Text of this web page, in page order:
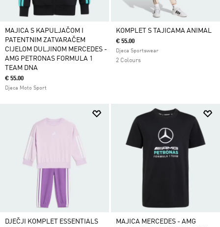
MAJICA S KAPULJAČOM I
PATENTNIM ZATVARAČEM
CIJELOM DULJINOM MERCEDES -
AMG PETRONAS FORMULA 1
TEAM DNA
€ 55.00
Djeca Moto Sport
KOMPLET S TAJICAMA ANIMAL
€ 55.00
Djeca Sportswear
2 Colours
DJEČJI KOMPLET ESSENTIALS
MAJICA MERCEDES - AMG